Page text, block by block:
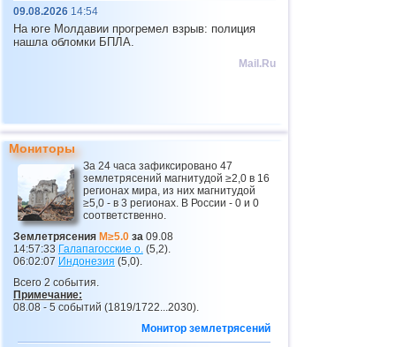
09.08.2026 14:54
На юге Молдавии прогремел взрыв: полиция
нашла обломки БПЛА.
Mail.Ru
Мониторы
За 24 часа зафиксировано 47
землетрясений магнитудой ≥2,0 в 16
регионах мира, из них магнитудой
≥5,0 - в 3 регионах. В России - 0 и 0
соответственно.
Землетрясения M≥5.0 за 09.08
14:57:33 Галапагосские о. (5,2).
06:02:07 Индонезия (5,0).
Всего 2 события.
Примечание:
08.08 - 5 событий (1819/1722...2030).
Монитор землетрясений